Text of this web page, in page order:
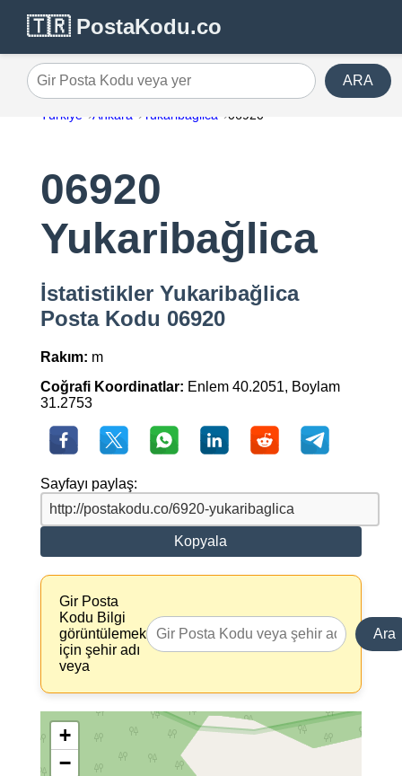
🇹🇷 PostaKodu.co
Gir Posta Kodu veya yer ARA
Türkiye Ankara Yukaribağlica 06920
06920
Yukaribağlica
İstatistikler Yukaribağlica
Posta Kodu 06920
Rakım: m
Coğrafi Koordinatlar: Enlem 40.2051, Boylam
31.2753
Sayfayı paylaş:
Kopyala
Gir Posta
Kodu Bilgi
görüntülemek
için şehir adı
veya
Ara
+
−